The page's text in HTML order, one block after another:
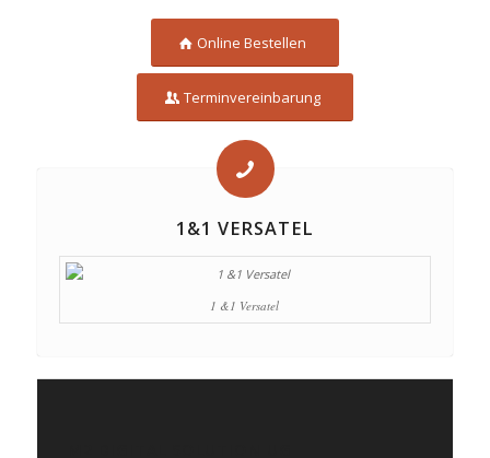
Online Bestellen
Terminvereinbarung
1&1 VERSATEL
1 &1 Versatel